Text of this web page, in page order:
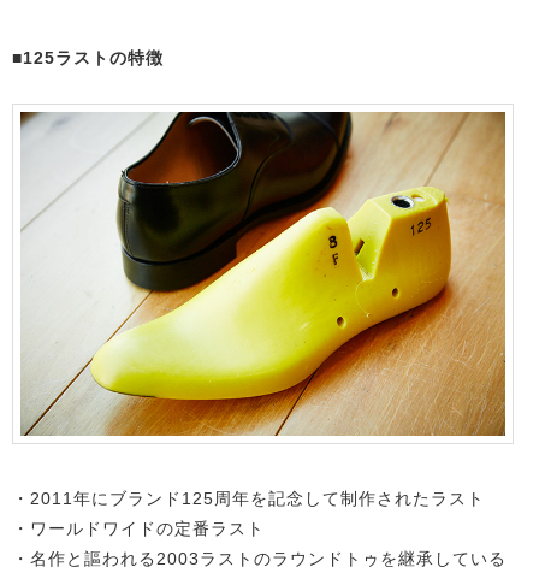
■125ラストの特徴
・2011年にブランド125周年を記念して制作されたラスト
・ワールドワイドの定番ラスト
・名作と謳われる2003ラストのラウンドトゥを継承している